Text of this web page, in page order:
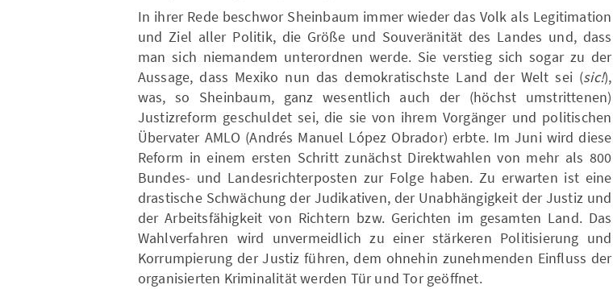
In ihrer Rede beschwor Sheinbaum immer wieder das Volk als Legitimation
und Ziel aller Politik, die Größe und Souveränität des Landes und, dass
man sich niemandem unterordnen werde. Sie verstieg sich sogar zu der
Aussage, dass Mexiko nun das demokratischste Land der Welt sei (sic!),
was, so Sheinbaum, ganz wesentlich auch der (höchst umstrittenen)
Justizreform geschuldet sei, die sie von ihrem Vorgänger und politischen
Übervater AMLO (Andrés Manuel López Obrador) erbte. Im Juni wird diese
Reform in einem ersten Schritt zunächst Direktwahlen von mehr als 800
Bundes- und Landesrichterposten zur Folge haben. Zu erwarten ist eine
drastische Schwächung der Judikativen, der Unabhängigkeit der Justiz und
der Arbeitsfähigkeit von Richtern bzw. Gerichten im gesamten Land. Das
Wahlverfahren wird unvermeidlich zu einer stärkeren Politisierung und
Korrumpierung der Justiz führen, dem ohnehin zunehmenden Einfluss der
organisierten Kriminalität werden Tür und Tor geöffnet.